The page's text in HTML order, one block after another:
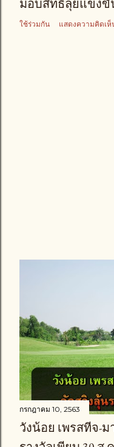
มอบสิทธิ์ลุยแข่งขั
ใช้ร่วมกัน แสดงความคิดเห็
กรกฎาคม 10, 2563
วังน้อย เพรสทีจ-